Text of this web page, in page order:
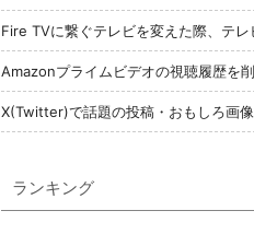
Fire TVに繋ぐテレビを変えた際、テ
Amazonプライムビデオの視聴履歴を
X(Twitter)で話題の投稿・おもしろ画像
ランキング